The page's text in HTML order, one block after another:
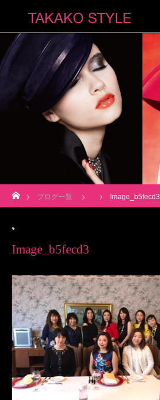
ブログ一覧 Image_b5fecd3
Image_b5fecd3